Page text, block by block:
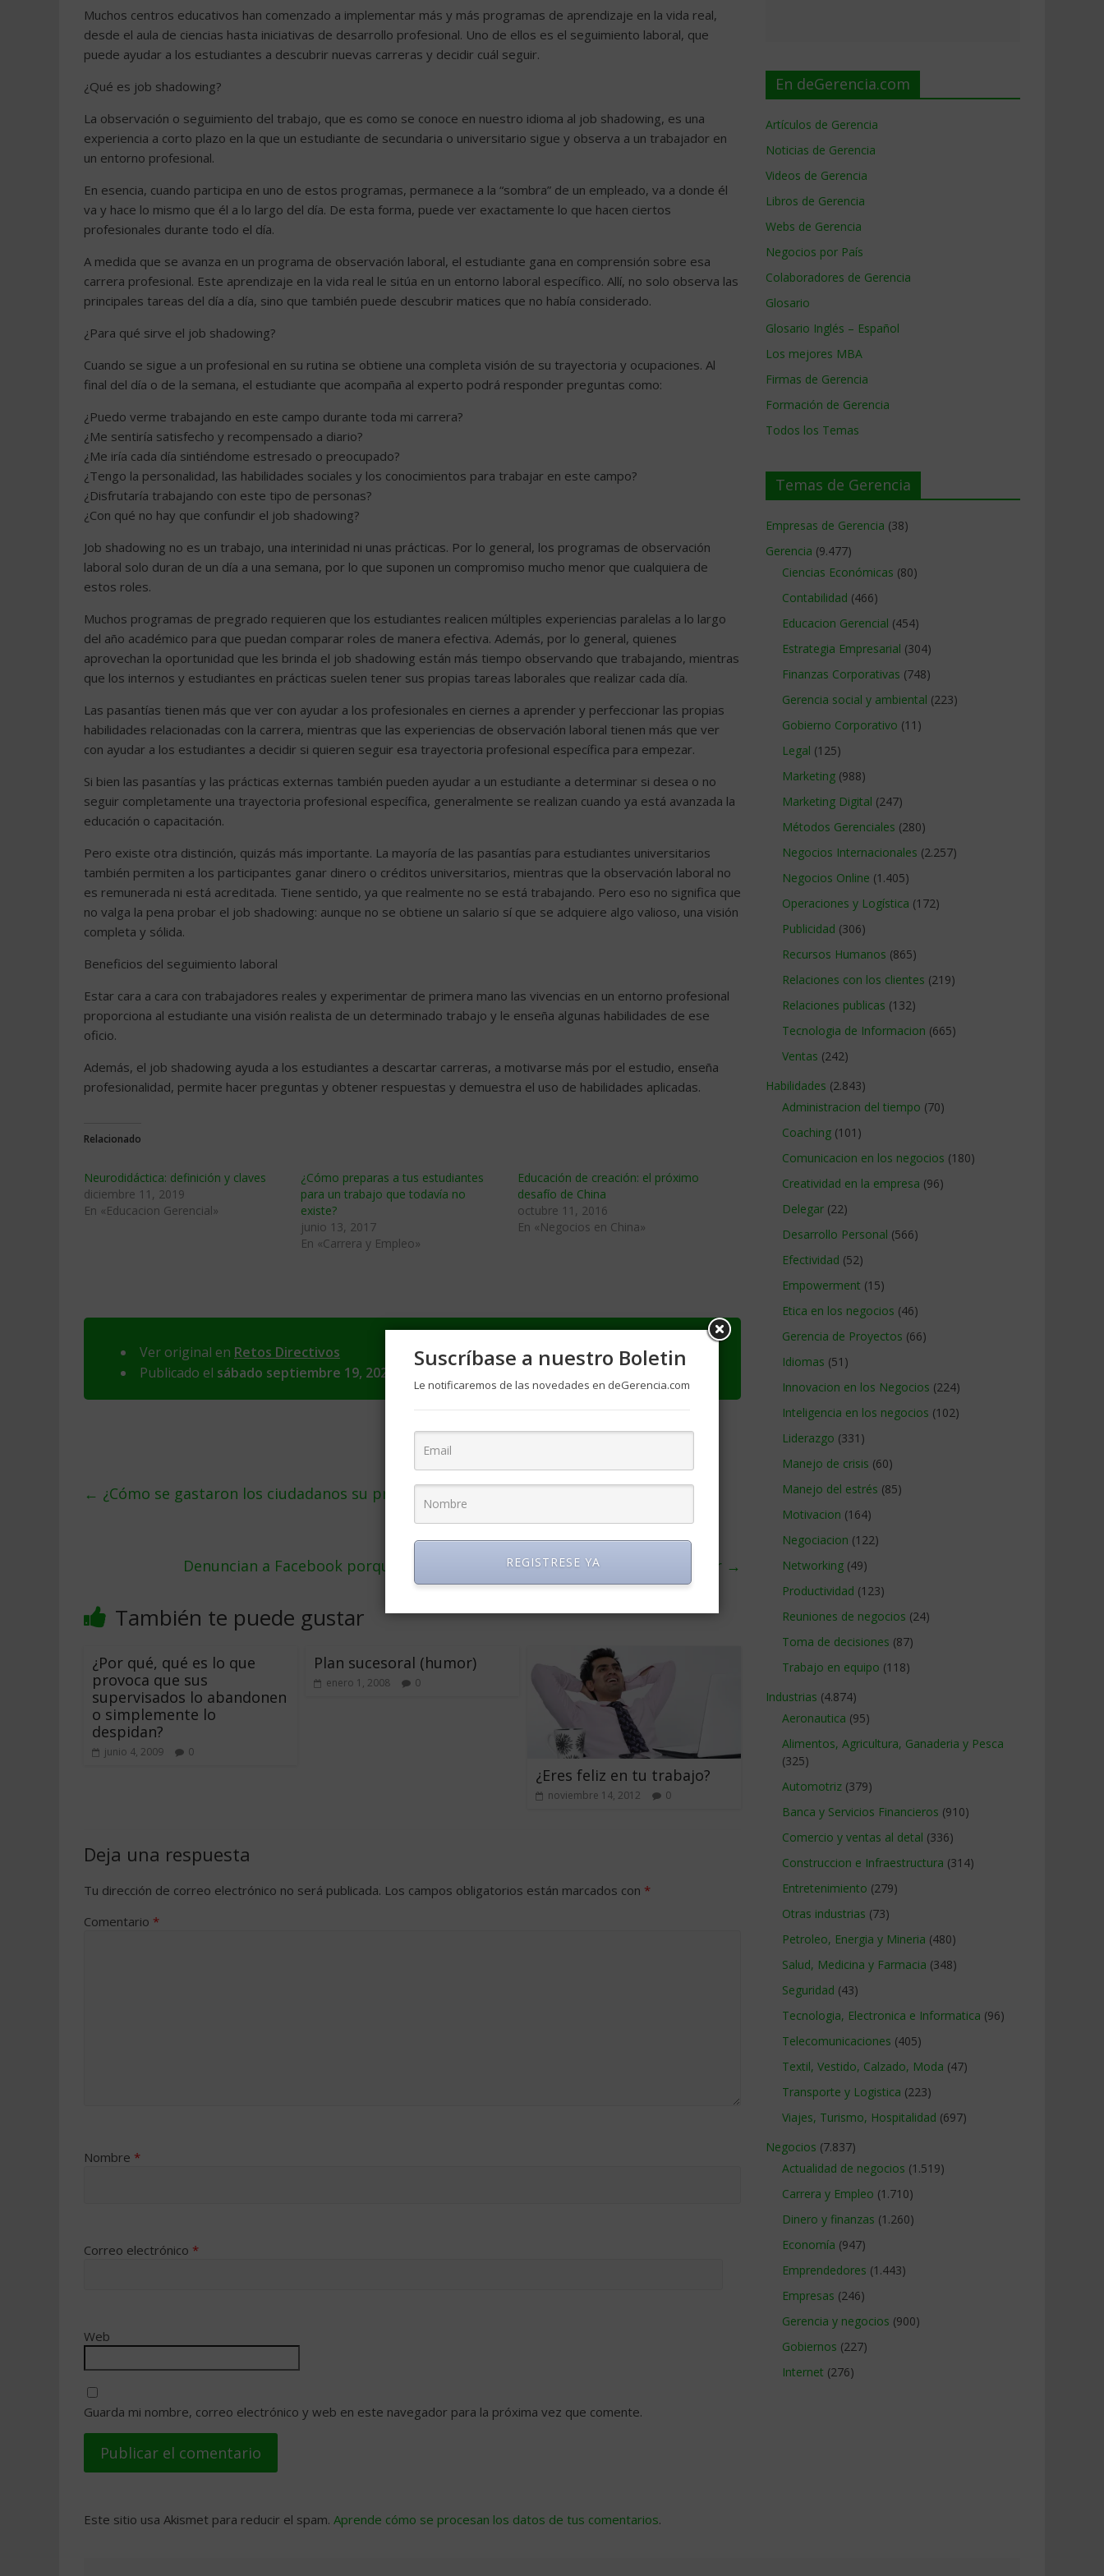
Muchos centros educativos han comenzado a implementar más y más programas de aprendizaje en la vida real,
desde el aula de ciencias hasta iniciativas de desarrollo profesional. Uno de ellos es el seguimiento laboral, que
puede ayudar a los estudiantes a descubrir nuevas carreras y decidir cuál seguir.
¿Qué es job shadowing?
La observación o seguimiento del trabajo, que es como se conoce en nuestro idioma al job shadowing, es una
experiencia a corto plazo en la que un estudiante de secundaria o universitario sigue y observa a un trabajador en
un entorno profesional.
En esencia, cuando participa en uno de estos programas, permanece a la “sombra” de un empleado, va a donde él
va y hace lo mismo que él a lo largo del día. De esta forma, puede ver exactamente lo que hacen ciertos
profesionales durante todo el día.
A medida que se avanza en un programa de observación laboral, el estudiante gana en comprensión sobre esa
carrera profesional. Este aprendizaje en la vida real le sitúa en un entorno laboral específico. Allí, no solo observa las
principales tareas del día a día, sino que también puede descubrir matices que no había considerado.
¿Para qué sirve el job shadowing?
Cuando se sigue a un profesional en su rutina se obtiene una completa visión de su trayectoria y ocupaciones. Al
final del día o de la semana, el estudiante que acompaña al experto podrá responder preguntas como:
¿Puedo verme trabajando en este campo durante toda mi carrera?
¿Me sentiría satisfecho y recompensado a diario?
¿Me iría cada día sintiéndome estresado o preocupado?
¿Tengo la personalidad, las habilidades sociales y los conocimientos para trabajar en este campo?
¿Disfrutaría trabajando con este tipo de personas?
¿Con qué no hay que confundir el job shadowing?
Job shadowing no es un trabajo, una interinidad ni unas prácticas. Por lo general, los programas de observación
laboral solo duran de un día a una semana, por lo que suponen un compromiso mucho menor que cualquiera de
estos roles.
Muchos programas de pregrado requieren que los estudiantes realicen múltiples experiencias paralelas a lo largo
del año académico para que puedan comparar roles de manera efectiva. Además, por lo general, quienes
aprovechan la oportunidad que les brinda el job shadowing están más tiempo observando que trabajando, mientras
que los internos y estudiantes en prácticas suelen tener sus propias tareas laborales que realizar cada día.
Las pasantías tienen más que ver con ayudar a los profesionales en ciernes a aprender y perfeccionar las propias
habilidades relacionadas con la carrera, mientras que las experiencias de observación laboral tienen más que ver
con ayudar a los estudiantes a decidir si quieren seguir esa trayectoria profesional específica para empezar.
Si bien las pasantías y las prácticas externas también pueden ayudar a un estudiante a determinar si desea o no
seguir completamente una trayectoria profesional específica, generalmente se realizan cuando ya está avanzada la
educación o capacitación.
Pero existe otra distinción, quizás más importante. La mayoría de las pasantías para estudiantes universitarios
también permiten a los participantes ganar dinero o créditos universitarios, mientras que la observación laboral no
es remunerada ni está acreditada. Tiene sentido, ya que realmente no se está trabajando. Pero eso no significa que
no valga la pena probar el job shadowing: aunque no se obtiene un salario sí que se adquiere algo valioso, una visión
completa y sólida.
Beneficios del seguimiento laboral
Estar cara a cara con trabajadores reales y experimentar de primera mano las vivencias en un entorno profesional
proporciona al estudiante una visión realista de un determinado trabajo y le enseña algunas habilidades de ese
oficio.
Además, el job shadowing ayuda a los estudiantes a descartar carreras, a motivarse más por el estudio, enseña
profesionalidad, permite hacer preguntas y obtener respuestas y demuestra el uso de habilidades aplicadas.
Relacionado
Neurodidáctica: definición y claves
diciembre 11, 2019
En «Educacion Gerencial»
¿Cómo preparas a tus estudiantes
para un trabajo que todavía no
existe?
junio 13, 2017
En «Carrera y Empleo»
Educación de creación: el próximo
desafío de China
octubre 11, 2016
En «Negocios en China»
Ver original en Retos Directivos
Publicado el sábado septiembre 19, 2020
← ¿Cómo se gastaron los ciudadanos su primer cheque de estímulo?
Denuncian a Facebook porque Instagram usa sin permiso cámara de celular →
También te puede gustar
¿Por qué, qué es lo que
provoca que sus
supervisados lo abandonen
o simplemente lo
despidan?
junio 4, 2009 0
Plan sucesoral (humor)
enero 1, 2008 0
¿Eres feliz en tu trabajo?
noviembre 14, 2012 0
Deja una respuesta
Tu dirección de correo electrónico no será publicada. Los campos obligatorios están marcados con *
Comentario *
Nombre *
Correo electrónico *
Web
Guarda mi nombre, correo electrónico y web en este navegador para la próxima vez que comente.
Este sitio usa Akismet para reducir el spam. Aprende cómo se procesan los datos de tus comentarios.
En deGerencia.com
Artículos de Gerencia
Noticias de Gerencia
Videos de Gerencia
Libros de Gerencia
Webs de Gerencia
Negocios por País
Colaboradores de Gerencia
Glosario
Glosario Inglés – Español
Los mejores MBA
Firmas de Gerencia
Formación de Gerencia
Todos los Temas
Temas de Gerencia
Empresas de Gerencia (38)
Gerencia (9.477)
Ciencias Económicas (80)
Contabilidad (466)
Educacion Gerencial (454)
Estrategia Empresarial (304)
Finanzas Corporativas (748)
Gerencia social y ambiental (223)
Gobierno Corporativo (11)
Legal (125)
Marketing (988)
Marketing Digital (247)
Métodos Gerenciales (280)
Negocios Internacionales (2.257)
Negocios Online (1.405)
Operaciones y Logística (172)
Publicidad (306)
Recursos Humanos (865)
Relaciones con los clientes (219)
Relaciones publicas (132)
Tecnologia de Informacion (665)
Ventas (242)
Habilidades (2.843)
Administracion del tiempo (70)
Coaching (101)
Comunicacion en los negocios (180)
Creatividad en la empresa (96)
Delegar (22)
Desarrollo Personal (566)
Efectividad (52)
Empowerment (15)
Etica en los negocios (46)
Gerencia de Proyectos (66)
Idiomas (51)
Innovacion en los Negocios (224)
Inteligencia en los negocios (102)
Liderazgo (331)
Manejo de crisis (60)
Manejo del estrés (85)
Motivacion (164)
Negociacion (122)
Networking (49)
Productividad (123)
Reuniones de negocios (24)
Toma de decisiones (87)
Trabajo en equipo (118)
Industrias (4.874)
Aeronautica (95)
Alimentos, Agricultura, Ganaderia y Pesca
(325)
Automotriz (379)
Banca y Servicios Financieros (910)
Comercio y ventas al detal (336)
Construccion e Infraestructura (314)
Entretenimiento (279)
Otras industrias (73)
Petroleo, Energia y Mineria (480)
Salud, Medicina y Farmacia (348)
Seguridad (43)
Tecnologia, Electronica e Informatica (96)
Telecomunicaciones (405)
Textil, Vestido, Calzado, Moda (47)
Transporte y Logistica (223)
Viajes, Turismo, Hospitalidad (697)
Negocios (7.837)
Actualidad de negocios (1.519)
Carrera y Empleo (1.710)
Dinero y finanzas (1.260)
Economía (947)
Emprendedores (1.443)
Empresas (246)
Gerencia y negocios (900)
Gobiernos (227)
Internet (276)
Suscríbase a nuestro Boletin
Le notificaremos de las novedades en deGerencia.com
REGISTRESE YA